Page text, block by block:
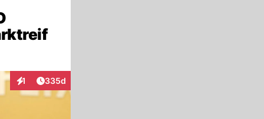
1
InteraktionenArtikel veröffentlicht:
335d